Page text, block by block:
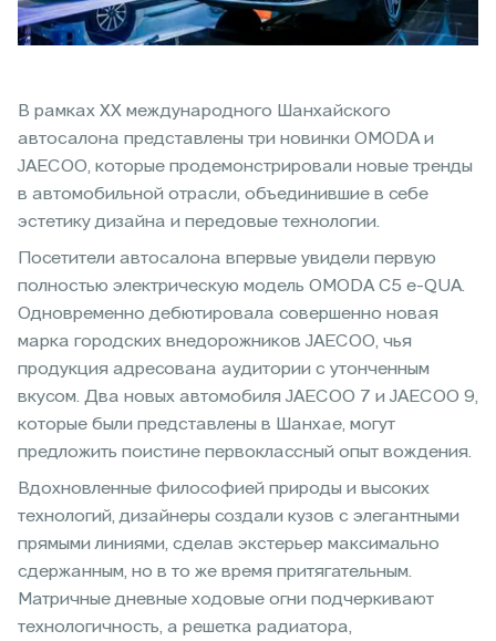
В рамках ХХ международного Шанхайского
автосалона представлены три новинки OMODA и
JAECOO, которые продемонстрировали новые тренды
в автомобильной отрасли, объединившие в себе
эстетику дизайна и передовые технологии.
Посетители автосалона впервые увидели первую
полностью электрическую модель OMODA C5 e-QUA.
Одновременно дебютировала совершенно новая
марка городских внедорожников JAECOO, чья
продукция адресована аудитории с утонченным
вкусом. Два новых автомобиля JAECOO 7 и JAECOO 9,
которые были представлены в Шанхае, могут
предложить поистине первоклассный опыт вождения.
Вдохновленные философией природы и высоких
технологий, дизайнеры создали кузов с элегантными
прямыми линиями, сделав экстерьер максимально
сдержанным, но в то же время притягательным.
Матричные дневные ходовые огни подчеркивают
технологичность, а решетка радиатора,